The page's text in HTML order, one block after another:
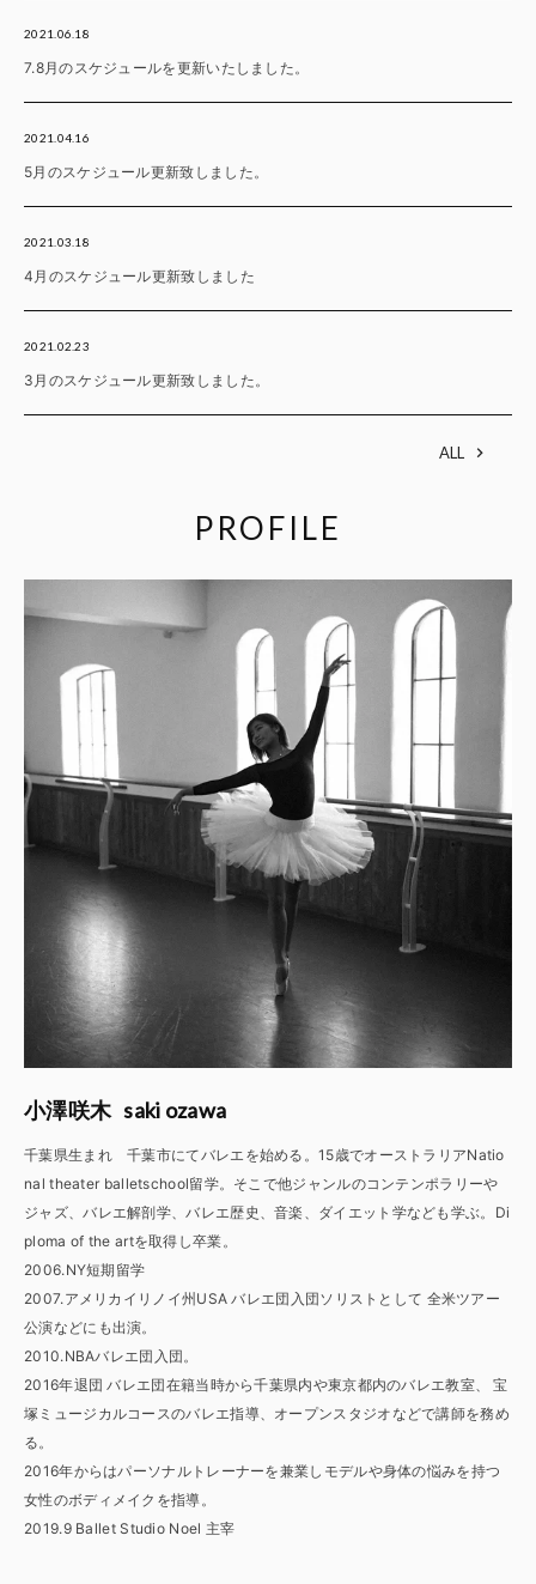
2021.06.18
7.8月のスケジュールを更新いたしました。
2021.04.16
5月のスケジュール更新致しました。
2021.03.18
4月のスケジュール更新致しました
2021.02.23
3月のスケジュール更新致しました。
ALL
PROFILE
小澤咲木 saki ozawa
千葉県生まれ 千葉市にてバレエを始める。15歳でオーストラリアNatio
nal theater balletschool留学。そこで他ジャンルのコンテンポラリーや
ジャズ、バレエ解剖学、バレエ歴史、音楽、ダイエット学なども学ぶ。Di
ploma of the artを取得し卒業。
2006.NY短期留学
2007.アメリカイリノイ州USA バレエ団入団ソリストとして 全米ツアー
公演などにも出演。
2010.NBAバレエ団入団。
2016年退団 バレエ団在籍当時から千葉県内や東京都内のバレエ教室、 宝
塚ミュージカルコースのバレエ指導、オープンスタジオなどで講師を務め
る。
2016年からはパーソナルトレーナーを兼業しモデルや身体の悩みを持つ
女性のボディメイクを指導。
2019.9 Ballet Studio Noel 主宰